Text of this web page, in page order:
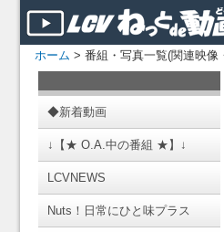
ホーム > 番組・写真一覧(関連映像
◆新着動画
↓【★ O.A.中の番組 ★】↓
LCVNEWS
Nuts！日常にひと味プラス